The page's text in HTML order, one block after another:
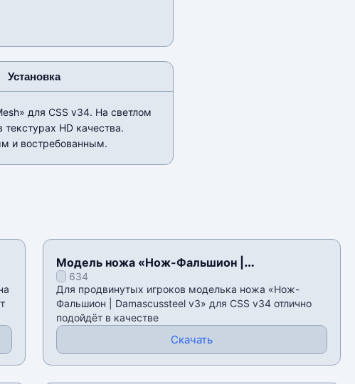
Установка
для CSS v34. На светлом
HD качества.
и востребованным.
Модель ножа «Нож-Фальшион |
Damascussteel v3» для CSS v34
634
Для продвинутых игроков моделька ножа «Нож-
Фальшион | Damascussteel v3» для CSS v34 отлично
подойдёт в качестве
Скачать